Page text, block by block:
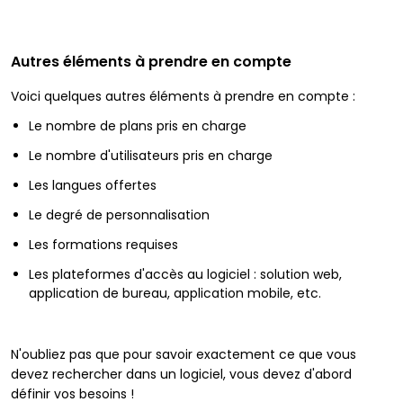
Autres éléments à prendre en compte
Voici quelques autres éléments à prendre en compte :
Le nombre de plans pris en charge
Le nombre d'utilisateurs pris en charge
Les langues offertes
Le degré de personnalisation
Les formations requises
Les plateformes d'accès au logiciel : solution web,
application de bureau, application mobile, etc.
N'oubliez pas que pour savoir exactement ce que vous
devez rechercher dans un logiciel, vous devez d'abord
définir vos besoins !